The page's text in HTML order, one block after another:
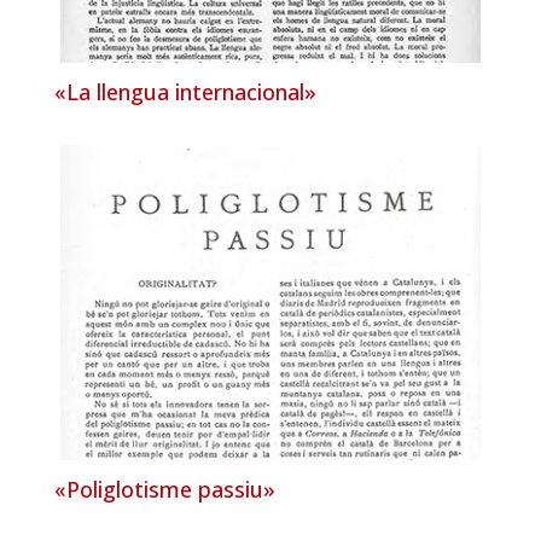
«La llengua internacional»
«Poliglotisme passiu»